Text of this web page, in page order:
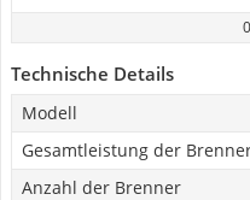
Technische Details
Modell
Gesamtleistung der
Anzahl der Brenner